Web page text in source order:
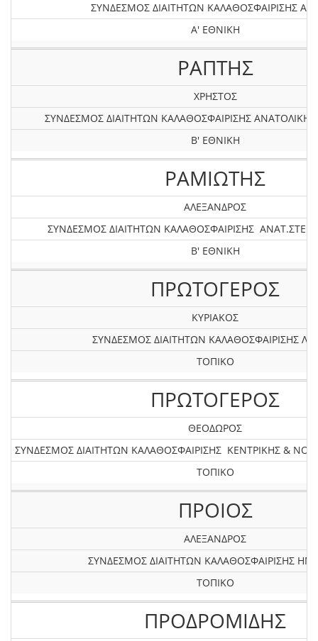
ΣΥΝΔΕΣΜΟΣ ΔΙΑΙΤΗΤΩΝ ΚΑΛΑΘΟΣΦΑΙΡΙΣΗΣ
Α' ΕΘΝΙΚΗ
ΡΑΠΤΗΣ
ΧΡΗΣΤΟΣ
ΣΥΝΔΕΣΜΟΣ ΔΙΑΙΤΗΤΩΝ ΚΑΛΑΘΟΣΦΑΙΡΙΣΗΣ
Β' ΕΘΝΙΚΗ
ΡΑΜΙΩΤΗΣ
ΑΛΕΞΑΝΔΡΟΣ
ΣΥΝΔΕΣΜΟΣ ΔΙΑΙΤΗΤΩΝ ΚΑΛΑΘΟΣΦΑΙΡΙΣΗΣ
Β' ΕΘΝΙΚΗ
ΠΡΩΤΟΓΕΡΟΣ
ΚΥΡΙΑΚΟΣ
ΣΥΝΔΕΣΜΟΣ ΔΙΑΙΤΗΤΩΝ ΚΑΛΑΘΟΣΦΑΙΡΙΣΗΣ
ΤΟΠΙΚΟ
ΠΡΩΤΟΓΕΡΟΣ
ΘΕΟΔΩΡΟΣ
ΣΥΝΔΕΣΜΟΣ ΔΙΑΙΤΗΤΩΝ ΚΑΛΑΘΟΣΦΑΙΡΙΣΗΣ ΚΕΝΤΡΙΚΗΣ &
ΤΟΠΙΚΟ
ΠΡΟΙΟΣ
ΑΛΕΞΑΝΔΡΟΣ
ΣΥΝΔΕΣΜΟΣ ΔΙΑΙΤΗΤΩΝ ΚΑΛΑΘΟΣΦΑΙΡΙΣΗΣ
ΤΟΠΙΚΟ
ΠΡΟΔΡΟΜΙΔΗΣ